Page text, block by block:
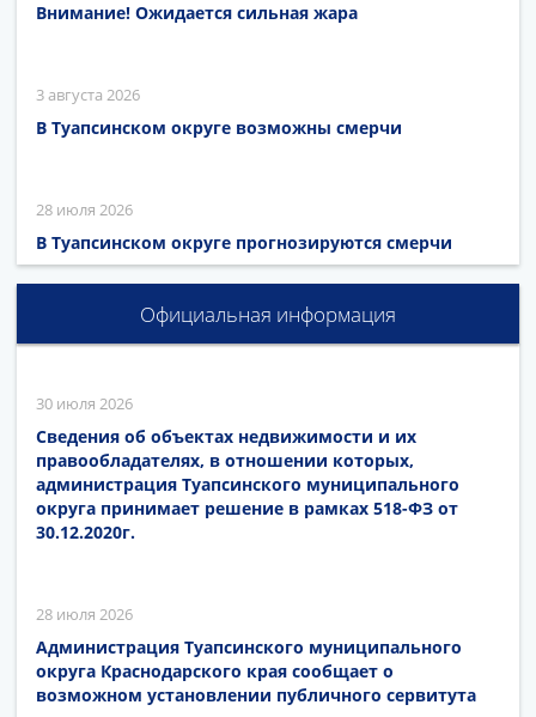
Внимание! Ожидается сильная жара
3 августа 2026
В Туапсинском округе возможны смерчи
28 июля 2026
В Туапсинском округе прогнозируются смерчи
Официальная информация
30 июля 2026
Сведения об объектах недвижимости и их
правообладателях, в отношении которых,
администрация Туапсинского муниципального
округа принимает решение в рамках 518-ФЗ от
30.12.2020г.
28 июля 2026
Администрация Туапсинского муниципального
округа Краснодарского края сообщает о
возможном установлении публичного сервитута